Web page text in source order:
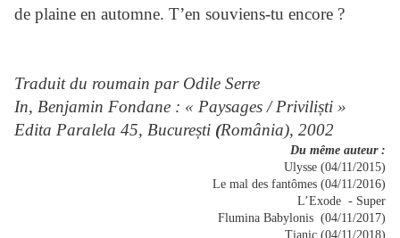
de plaine en automne. T’en souviens-tu encore ?
Traduit du roumain par Odile Serre
In, Benjamin Fondane : « Paysages / Priviliști »
Edita Paralela 45, București (România), 2002
Du même auteur :
Ulysse (04/11/2015)
Le mal des fantômes (04/11/2016)
L’Exode - Super
Flumina Babylonis (04/11/2017)
Tianic (04/11/2018)